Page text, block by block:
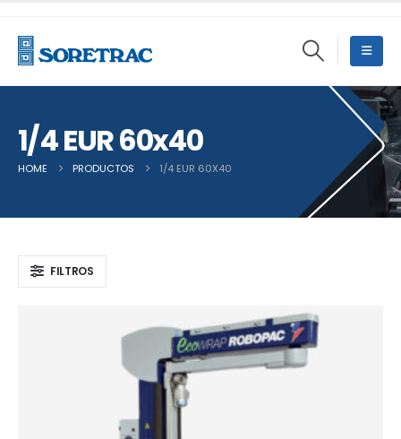
1/4 EUR 60x40
HOME PRODUCTOS 1/4 EUR 60X40
FILTROS